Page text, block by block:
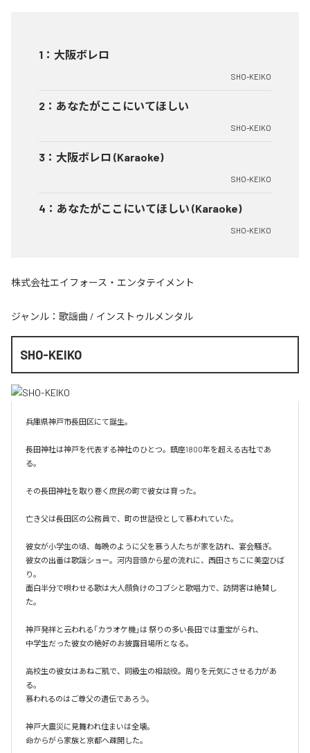
1 ： 大阪ボレロ
SHO-KEIKO
2 ： あなたがここにいてほしい
SHO-KEIKO
3 ： 大阪ボレロ (Karaoke)
SHO-KEIKO
4 ： あなたがここにいてほしい (Karaoke)
SHO-KEIKO
株式会社エイフォース・エンタテイメント
ジャンル： 歌謡曲 / インストゥルメンタル
SHO-KEIKO
兵庫県神戸市長田区にて誕生。
長田神社は神戸を代表する神社のひとつ。鎮座1800年を超える古社であ
る。
その長田神社を取り巻く庶民の町で彼女は育った。
亡き父は長田区の公務員で、町の世話役として慕われていた。
彼女が小学生の頃、毎晩のように父を慕う人たちが家を訪れ、宴会騒ぎ。
彼女の出番は歌謡ショー。河内音頭から星の流れに、西田さちこに美空ひば
り。
面白半分で唄わせる歌は大人顔負けのコブシと歌唱力で、訪問客は絶賛し
た。
神戸発祥と云われる「カラオケ機｣は 祭りの多い長田では重宝がられ、
中学生だった彼女の絶好のお披露目場所となる。
高校生の彼女はあねご肌で、同級生の相談役。周りを元気にさせる力があ
る。
慕われるのはご尊父の遺伝であろう。
神戸大震災に見舞われ住まいは全壊。
命からがら家族と京都へ疎開した。